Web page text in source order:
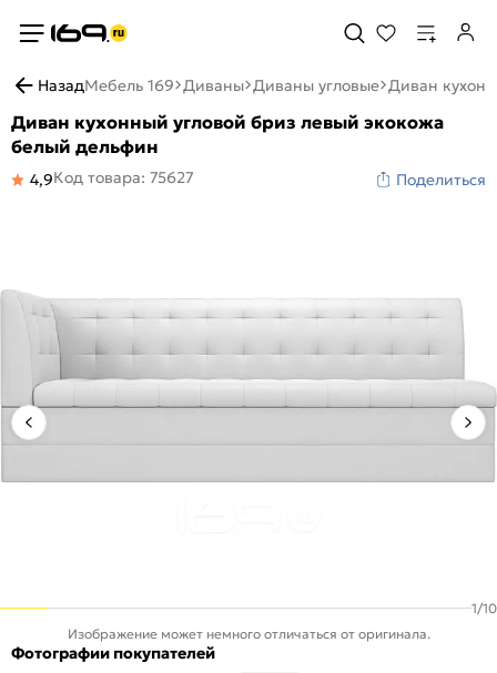
НазадМебель 169 Диваны Диваны угловые Диван
Диван кухонный угловой бриз левый экокожа
белый дельфин
4,9Код товара: 75627 Поделиться
1/10
Изображение может немного отличаться от оригинала.
Фотографии покупателей